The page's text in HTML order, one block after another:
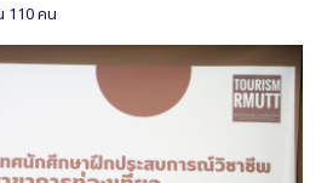
110 คน